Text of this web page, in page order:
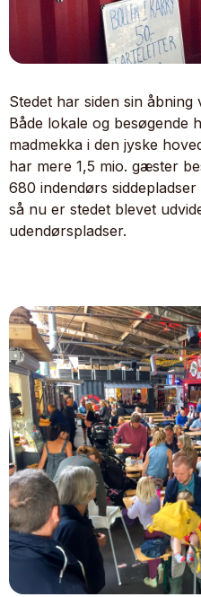
Stedet har siden sin
Både lokale og besøgende
madmekka i den jyske
har mere 1,5 mio. gæster
680 indendørs
så nu er stedet blevet
udendørspladser.